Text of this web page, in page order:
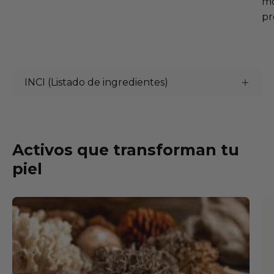
INCI (Listado de ingredientes)
Activos que transforman tu
piel